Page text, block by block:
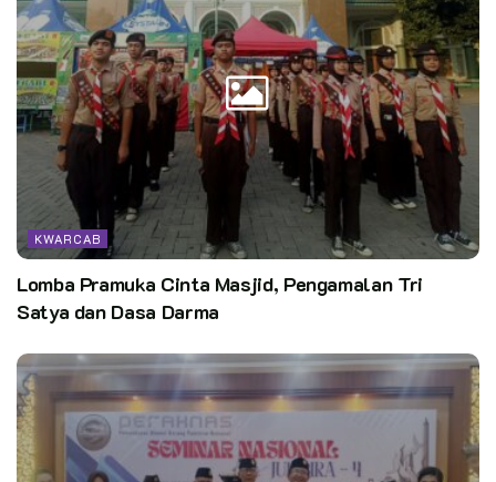
KWARCAB
Lomba Pramuka Cinta Masjid, Pengamalan Tri
Satya dan Dasa Darma